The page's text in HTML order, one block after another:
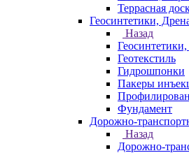
Террасная
Геосинтетики,
Назад
Геотекстиль
Гидрошпонки
Пакеры
Фундамент
Дорожно-
Назад
Дорожно-